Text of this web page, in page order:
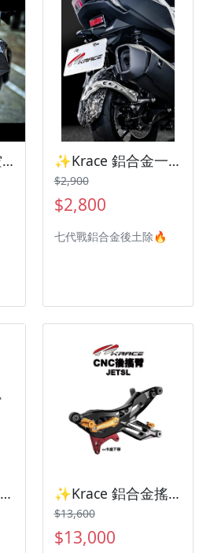
✨巴風特碳纖維空濾外蓋 七代Yamaha 山葉機車✨ ✨Krace 鋁合金一體式後土除 七代戰 Yamaha✨
$2,900
$2,800
七代戰鋁合金後土除🔥
✨Krace 鋁合金前土除三陽機車 曼巴 Jetsl Drg2✨ ✨Krace 鋁合金搖臂 三陽機車 曼巴 Jetsl Drg2✨
$13,600
$13,000